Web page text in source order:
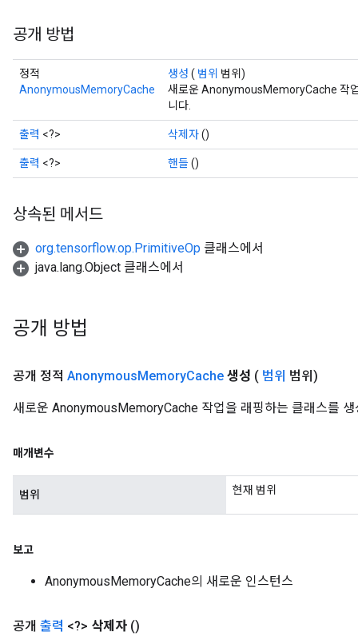
공개 방법
정적
AnonymousMemoryCache
생성 ( 범위 범위)
새로운 AnonymousMemoryCache 작
니다.
출력 <?> 삭제자()
출력 <?> 핸들()
상속된 메서드
org.tensorflow.op.PrimitiveOp 클래스에서
java.lang.Object 클래스에서
공개 방법
공개 정적 AnonymousMemoryCache 생성 ( 범위 범위)
새로운 AnonymousMemoryCache 작업을 래핑하는 클래스를
매개변수
범위 현재 범위
보고
AnonymousMemoryCache의 새로운 인스턴스
공개 출력 <?> 삭제자 ()